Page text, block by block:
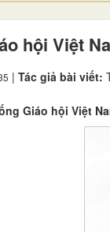
hội Việt
| Tác giả bài viết:
Giáo hội Việt